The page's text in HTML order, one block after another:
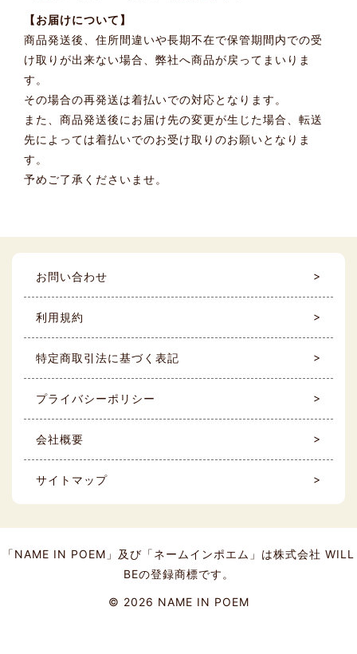
【お届けについて】
商品発送後、住所間違いや長期不在で保管期間内での受
け取りが出来ない場合、弊社へ商品が戻ってまいりま
す。
その場合の再発送は着払いでの対応となります。
また、商品発送後にお届け先の変更が生じた場合、転送
先によっては着払いでのお受け取りのお願いとなりま
す。
予めご了承くださいませ。
お問い合わせ
利用規約
特定商取引法に基づく表記
プライバシーポリシー
会社概要
サイトマップ
「NAME IN POEM」及び「ネームインポエム」は株式会社 WILL
BEの登録商標です。
© 2026 NAME IN POEM